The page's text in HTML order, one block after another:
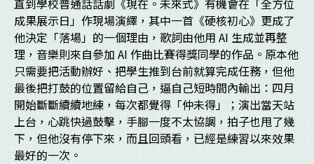
直到學校普通話話劇《現在。未來式》有機會在「全方位
成果展示日」作現場演繹，其中一首《硬核初心》更成了
他決定「落場」的一個理由，歌詞由他用 AI 生成並再整
理，音樂則來自參加 AI 作曲比賽得獎同學的作品。原本他
只需要把活動辦好、把學生推到台前就算完成任務，但他
最後把打鼓的位置留給自己，逼自己短時間內輸出：四月
開始斷斷續續地練，每次都覺得「仲未得」；演出當天站
上台，心跳快過鼓擊，手腳一度不太協調，拍子也甩了幾
下，但他沒有停下來，而且回頭看，已經是練習以來效果
最好的一次。